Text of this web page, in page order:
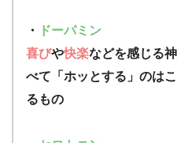
・
ドーパミン
喜びや快楽などを感じる
べて「ホッとする」のは
るもの